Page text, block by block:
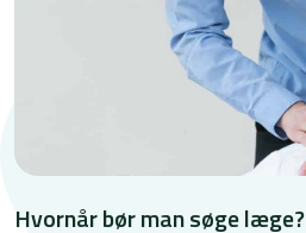
Hvornår bør man søge læge?